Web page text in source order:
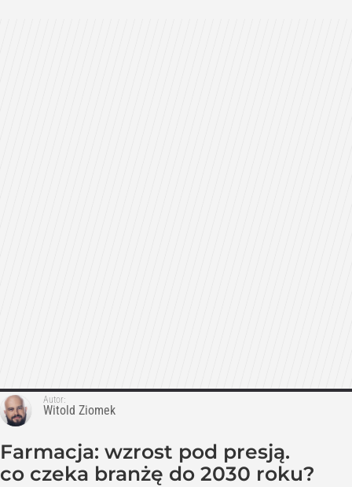
Autor:
Witold Ziomek
Farmacja: wzrost pod presją.
co czeka branżę do 2030 roku?